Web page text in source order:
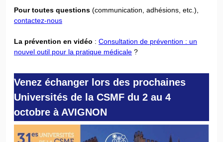
Pour toutes questions (communication, adhésions, etc.),
contactez-nous
La prévention en vidéo : Consultation de prévention : un
nouvel outil pour la pratique médicale ?
Venez échanger lors des prochaines
Universités de la CSMF du 2 au 4
octobre à AVIGNON